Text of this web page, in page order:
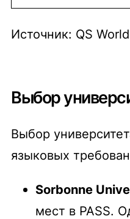
Источник: QS
Выбор
Выбор
языковых
Sorbonne
мест в PASS.